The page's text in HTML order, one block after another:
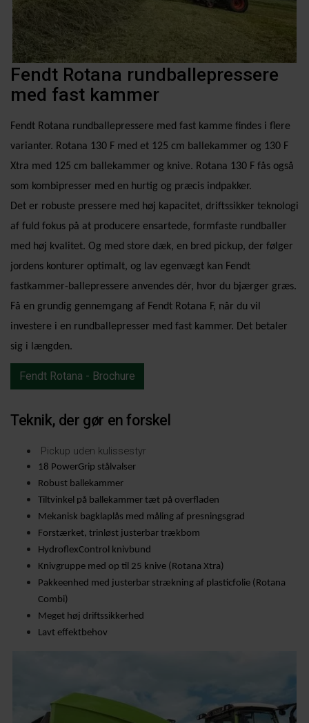
Fendt Rotana rundballepressere
med fast kammer
Fendt Rotana rundballepressere med fast kamme findes i flere
varianter. Rotana 130 F med et 125 cm ballekammer og 130 F
Xtra med 125 cm ballekammer og knive. Rotana 130 F fås også
som kombipresser med en hurtig og præcis indpakker.
Det er robuste pressere med høj kapacitet, driftssikker teknologi
af fuld fokus på at producere ensartede, formfaste rundballer
med høj kvalitet. Og med store dæk, en bred pickup, der følger
jordens konturer optimalt, og lav egenvægt kan Fendt
fastkammer-ballepressere anvendes dér, hvor du bjærger græs.
Få en grundig gennemgang af Fendt Rotana F, når du vil
investere i en rundballepresser med fast kammer. Det betaler
sig i længden.
Fendt Rotana - Brochure
Teknik, der gør en forskel
Pickup uden kulissestyr
18 PowerGrip stålvalser
Robust ballekammer
Tiltvinkel på ballekammer tæt på overfladen
Mekanisk bagklaplås med måling af presningsgrad
Forstærket, trinløst justerbar trækbom
HydroflexControl knivbund
Knivgruppe med op til 25 knive (Rotana Xtra)
Pakkeenhed med justerbar strækning af plasticfolie (Rotana
Combi)
Meget høj driftssikkerhed
Lavt effektbehov